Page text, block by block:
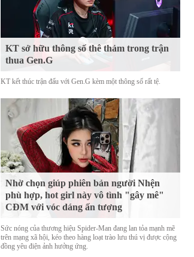
KT sở hữu thông số thê thảm trong trận
thua Gen.G
KT kết thúc trận đấu với Gen.G kèm một thông số rất tệ.
Nhờ chọn giúp phiên bản người Nhện
phù hợp, hot girl này vô tình "gây mê"
CĐM với vóc dáng ấn tượng
Sức nóng của thương hiệu Spider-Man đang lan tỏa mạnh mẽ
trên mạng xã hội, kéo theo hàng loạt trào lưu thú vị được cộng
đồng yêu điện ảnh hưởng ứng.